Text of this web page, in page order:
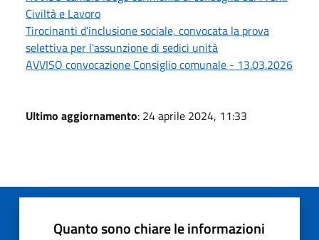
Civiltà e Lavoro
Tirocinanti d'inclusione sociale, convocata la prova
selettiva per l'assunzione di sedici unità
AVVISO convocazione Consiglio comunale - 13.03.2026
Ultimo aggiornamento: 24 aprile 2024, 11:33
Quanto sono chiare le informazioni